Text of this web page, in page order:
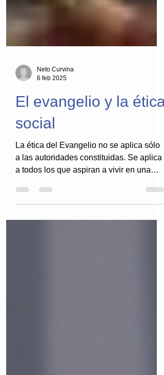
6 feb 2025
El evangelio y la ética
social
La ética del Evangelio no se aplica sólo
a todos los que aspiran a vivir en una
sociedad...